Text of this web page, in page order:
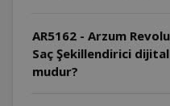
AR5162 - Arzum
Saç Şekillendirici
mudur?